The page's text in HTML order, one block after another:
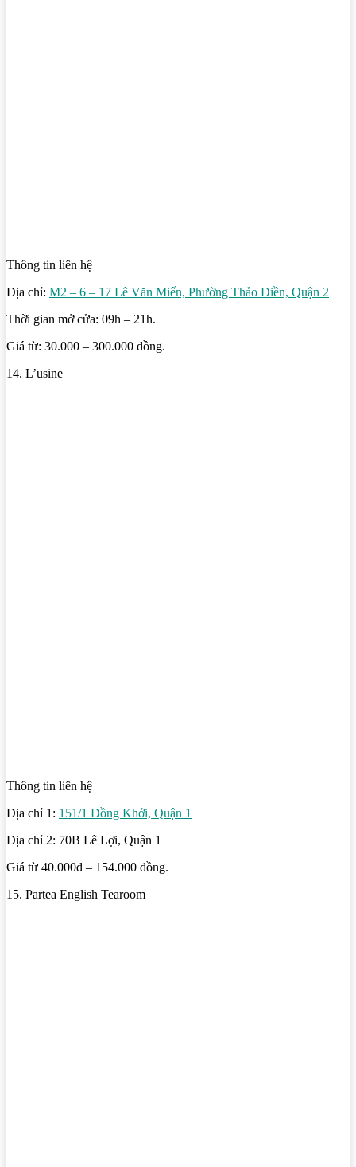
Thông tin liên hệ
Địa chỉ: M2 – 6 – 17 Lê Văn Miến, Phường Thảo Điền, Quận 2
Thời gian mở cửa: 09h – 21h.
Giá từ: 30.000 – 300.000 đồng.
14. L’usine
Thông tin liên hệ
Địa chỉ 1: 151/1 Đồng Khởi, Quận 1
Địa chỉ 2: 70B Lê Lợi, Quận 1
Giá từ 40.000đ – 154.000 đồng.
15. Partea English Tearoom